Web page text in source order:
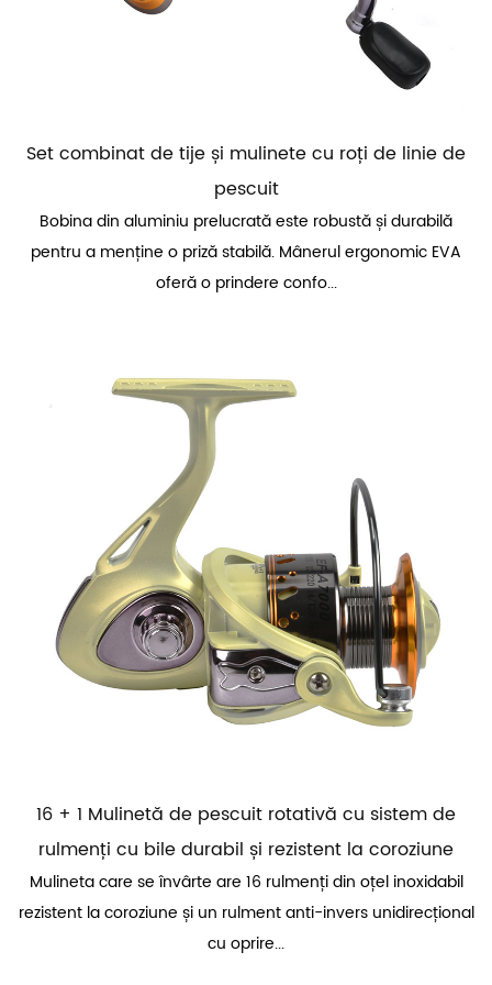
Set combinat de tije și mulinete cu roți de linie de
pescuit
Bobina din aluminiu prelucrată este robustă și durabilă
pentru a menține o priză stabilă. Mânerul ergonomic EVA
oferă o prindere confo...
16 + 1 Mulinetă de pescuit rotativă cu sistem de
rulmenți cu bile durabil și rezistent la coroziune
Mulineta care se învârte are 16 rulmenți din oțel inoxidabil
rezistent la coroziune și un rulment anti-invers unidirecțional
cu oprire...